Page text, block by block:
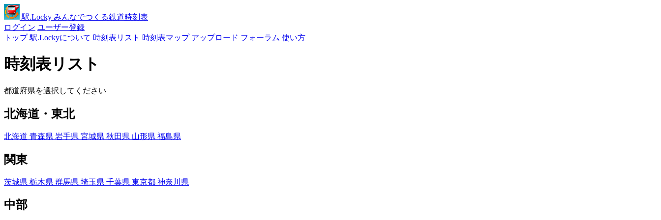
駅.Locky みんなでつくる鉄道時刻表
ログイン ユーザー登録
トップ 駅.Lockyについて 時刻表リスト 時刻表マップ アップロード フォーラム 使い方
時刻表リスト
都道府県を選択してください
北海道・東北
北海道 青森県 岩手県 宮城県 秋田県 山形県 福島県
関東
茨城県 栃木県 群馬県 埼玉県 千葉県 東京都 神奈川県
中部